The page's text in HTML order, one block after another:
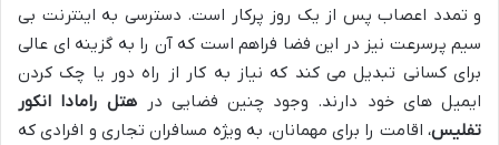
و تمدد اعصاب پس از یک روز پرکار است. دسترسی به اینترنت بی
سیم پرسرعت نیز در این فضا فراهم است که آن را به گزینه ای عالی
برای کسانی تبدیل می کند که نیاز به کار از راه دور یا چک کردن
ایمیل های خود دارند. وجود چنین فضایی در هتل رامادا انکور
تفلیس، اقامت را برای مهمانان، به ویژه مسافران تجاری و افرادی که